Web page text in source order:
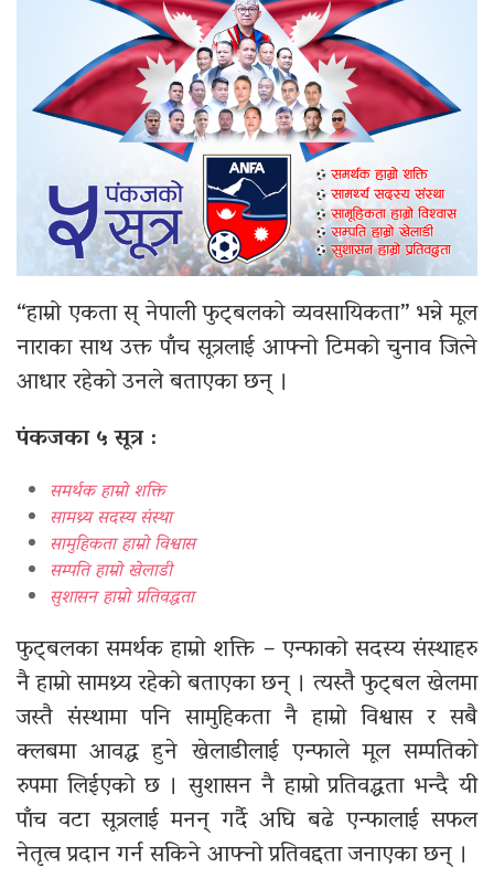
“हाम्रो एकता स् नेपाली फुट्बलको व्यवसायिकता” भन्ने मूल
नाराका साथ उक्त पाँच सूत्रलाई आफ्नो टिमको चुनाव जित्ने
आधार रहेको उनले बताएका छन् ।
पंकजका ५ सूत्र:
समर्थक हाम्रो शक्ति
सामथ्र्य सदस्य संस्था
सामुहिकता हाम्रो विश्वास
सम्पति हाम्रो खेलाडी
सुशासन हाम्रो प्रतिवद्धता
फुट्बलका समर्थक हाम्रो शक्ति – एन्फाको सदस्य संस्थाहरु
नै हाम्रो सामथ्र्य रहेको बताएका छन् । त्यस्तै फुट्बल खेलमा
जस्तै संस्थामा पनि सामुहिकता नै हाम्रो विश्वास र सबै
क्लबमा आवद्ध हुने खेलाडीलाई एन्फाले मूल सम्पतिको
रुपमा लिईएको छ । सुशासन नै हाम्रो प्रतिवद्धता भन्दै यी
पाँच वटा सूत्रलाई मनन् गर्दै अघि बढे एन्फालाई सफल
नेतृत्व प्रदान गर्न सकिने आफ्नो प्रतिवद्दता जनाएका छन् ।